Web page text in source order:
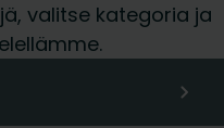
valitse kategoria ja